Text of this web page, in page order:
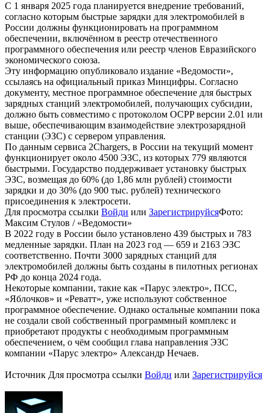
С 1 января 2025 года планируется внедрение требований,
согласно которым быстрые зарядки для электромобилей в
России должны функционировать на программном
обеспечении, включённом в реестр отечественного
программного обеспечения или реестр членов Евразийского
экономического союза.
Эту информацию опубликовало издание «Ведомости»,
ссылаясь на официальный приказ Минцифры. Согласно
документу, местное программное обеспечение для быстрых
зарядных станций электромобилей, получающих субсидии,
должно быть совместимо с протоколом OCPP версии 2.01 или
выше, обеспечивающим взаимодействие электрозарядной
станции (ЭЗС) с сервером управления.
По данным сервиса 2Chargers, в России на текущий момент
функционирует около 4500 ЭЗС, из которых 779 являются
быстрыми. Государство поддерживает установку быстрых
ЭЗС, возмещая до 60% (до 1,86 млн рублей) стоимости
зарядки и до 30% (до 900 тыс. рублей) технического
присоединения к электросети.
Для просмотра ссылки Войди или ЗарегистрируйсяФото:
Максим Стулов / «Ведомости»
В 2022 году в России было установлено 439 быстрых и 783
медленные зарядки. План на 2023 год — 659 и 2163 ЭЗС
соответственно. Почти 3000 зарядных станций для
электромобилей должны быть созданы в пилотных регионах
РФ до конца 2024 года.
Некоторые компании, такие как «Парус электро», ПСС,
«Яблочков» и «Реватт», уже используют собственное
программное обеспечение. Однако остальные компании пока
не создали свой собственный программный комплекс и
приобретают продукты с необходимым программным
обеспечением, о чём сообщил глава направления ЭЗС
компании «Парус электро» Александр Нечаев.
Источник Для просмотра ссылки Войди или Зарегистрируйся